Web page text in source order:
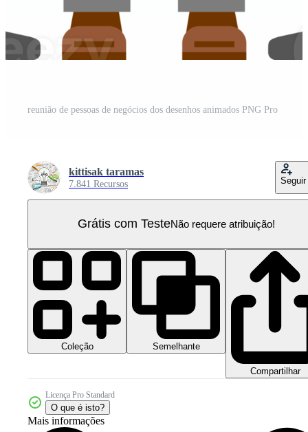
reunião de pessoas de negócios dos desenhos animados PNG Pro
kittisak taramas
7.841 Recursos Seguir
Grátis com TesteNão requere atribuição!
Coleção Semelhante
Compartilhar
Licença Pro Standard
O que é isto?
Mais informações